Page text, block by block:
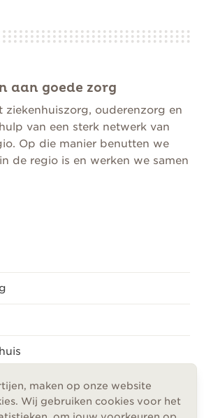
maken op onze website
Wij gebruiken cookies voor het
aan goede zorg
ziekenhuiszorg, ouderenzorg en
van een sterk netwerk van
Op die manier benutten we
de regio is en werken we samen